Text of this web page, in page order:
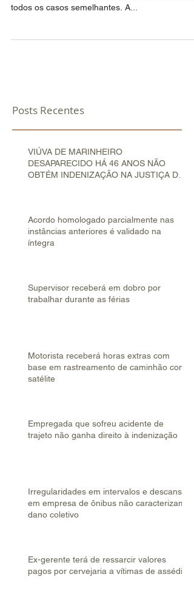
todos os casos semelhantes. A...
Posts Recentes
VIÚVA DE MARINHEIRO
DESAPARECIDO HÁ 46 ANOS NÃO
OBTÉM INDENIZAÇÃO NA JUSTIÇA DO
Acordo homologado parcialmente nas
instâncias anteriores é validado na
íntegra
Supervisor receberá em dobro por
trabalhar durante as férias
Motorista receberá horas extras com
base em rastreamento de caminhão com
satélite
Empregada que sofreu acidente de
trajeto não ganha direito à indenização
Irregularidades em intervalos e descanso
em empresa de ônibus não caracterizam
dano coletivo
Ex-gerente terá de ressarcir valores
pagos por cervejaria a vítimas de assédio